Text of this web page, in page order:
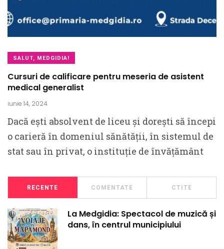
SALUT, MEDGIDIA!
Cursuri de calificare pentru meseria de asistent
medical generalist
iunie 14, 2024
Dacă ești absolvent de liceu și dorești să începi
o carieră în domeniul sănătății, în sistemul de
stat sau în privat, o instituție de învățământ
RECENTE COMENTATE CTITE
La Medgidia: Spectacol de muzică și
dans, în centrul municipiului